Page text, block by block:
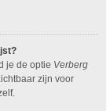
je de optie Verberg
zijn voor